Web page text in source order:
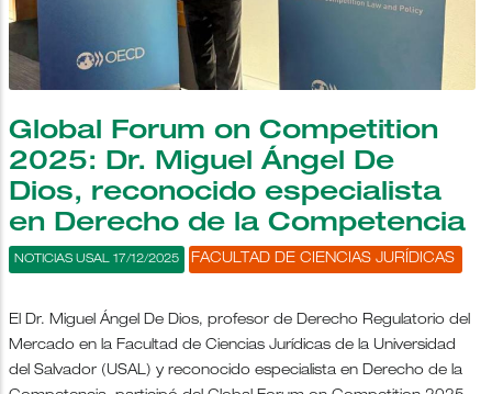
Global Forum on Competition
2025: Dr. Miguel Ángel De
Dios, reconocido especialista
en Derecho de la Competencia
FACULTAD DE CIENCIAS JURÍDICAS
NOTICIAS USAL 17/12/2025
El Dr. Miguel Ángel De Dios, profesor de Derecho Regulatorio del
Mercado en la Facultad de Ciencias Jurídicas de la Universidad
del Salvador (USAL) y reconocido especialista en Derecho de la